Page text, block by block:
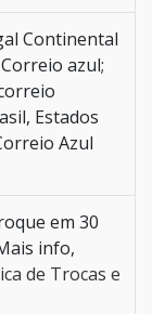
Continental
azul;
Estados
Azul
em 30
info,
de Trocas e